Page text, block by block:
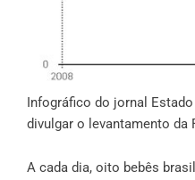
Infográfico do jornal
divulgar o levantamento da
A cada dia, oito bebês